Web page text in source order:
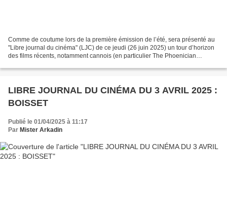
Comme de coutume lors de la première émission de l’été, sera présenté au
"Libre journal du cinéma" (LJC) de ce jeudi (26 juin 2025) un tour d’horizon
des films récents, notamment cannois (en particulier The Phoenician
LIBRE JOURNAL DU CINÉMA DU 3 AVRIL 2025 :
BOISSET
Publié le 01/04/2025 à 11:17
Par Mister Arkadin